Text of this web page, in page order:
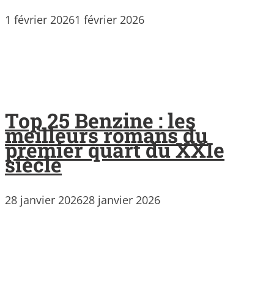
1 février 20261 février 2026
Top 25 Benzine : les
meilleurs romans du
premier quart du XXIe
siècle
28 janvier 202628 janvier 2026